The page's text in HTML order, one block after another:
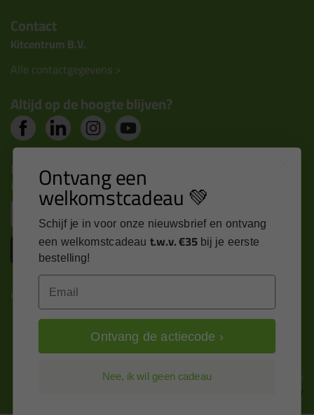
Contact
Kitcentrum B.V.
Alle contactgegevens >
Altijd op de hoogte blijven?
Nieuws, tips en exclusieve deals rechtstreeks in je
inbox
Inschrijven
Kitcentrum is trots op:
Alle prijzen zijn in EURO en excl. 21% BTW
wijzig naar incl. BTW
Ontvang een
welkomstcadeau 💚
Schijf je in voor onze nieuwsbrief en ontvang
een welkomstcadeau t.w.v. €35 bij je eerste
bestelling!
Email
Ontvang de actiecode ›
Nee, ik wil geen cadeau